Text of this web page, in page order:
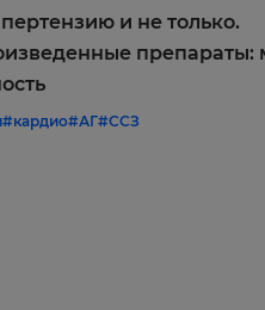
и не только.
препараты:
#кардио#АГ#ССЗ